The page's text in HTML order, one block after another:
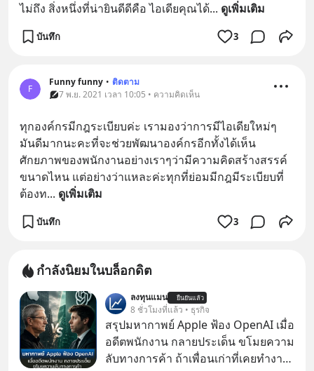
ไม่ถึง สิ่งหนึ่งที่น่ายินดีดีคือ ไอเดียคุณได้... ดูเพิ่มเติม
บันทึก 3
F
Funny funny • ติดตาม
7 พ.ย. 2021 เวลา 10:05 • ความคิดเห็น
ทุกองค์กรมีกฎระเบียบค่ะ เรามองว่าการมีไอเดียใหม่ๆ
มันดีมากนะคะที่จะช่วยพัฒนาองค์กรอีกทั้งได้เห็น
ศักยภาพของพนักงานอย่างเราๆว่ามีความคิดสร้างสรรค์
ขนาดไหน แต่อย่างว่าแหละค่ะทุกที่ย่อมมีกฎมีระเบียบที่
ต้องท... ดูเพิ่มเติม
บันทึก 3
กำลังนิยมในบล็อกดิต
ลงทุนแมน ยืนยันแล้ว
8 ชั่วโมงที่แล้ว • ธุรกิจ
สรุปมหากาพย์ Apple ฟ้อง OpenAI เมื่อ
อดีตพนักงาน กลายประเด็น ขโมยความ
ลับทางการค้า ถ้าเพื่อนเก่าที่เคยทำงาน